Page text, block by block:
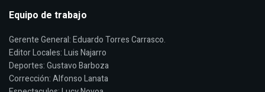
Equipo de trabajo
Gerente General: Eduardo Torres Carrasco.
Editor Locales: Luis Najarro
Deportes: Gustavo Barboza
Corrección: Alfonso Lanata